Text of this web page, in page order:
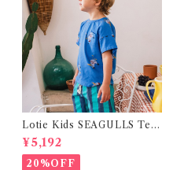
Lotie Kids SEAGULLS Tee
(12m- 8Y)
¥5,192
20%OFF